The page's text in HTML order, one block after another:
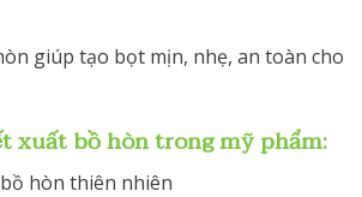
giúp tạo bọt mịn, nhẹ, an toàn cho
xuất bồ hòn trong mỹ phẩm:
hòn thiên nhiên